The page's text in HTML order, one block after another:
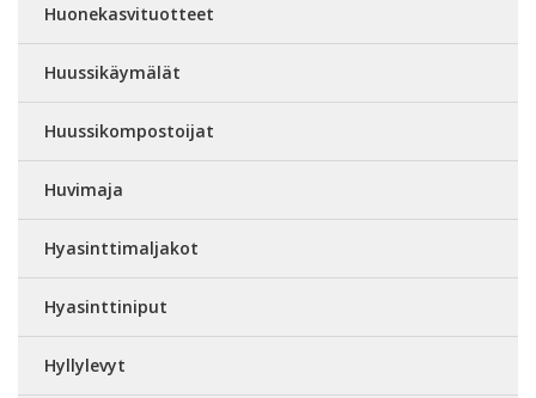
Huonekasvituotteet
Huussikäymälät
Huussikompostoijat
Huvimaja
Hyasinttimaljakot
Hyasinttiniput
Hyllylevyt